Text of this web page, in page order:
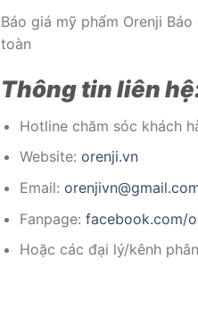
Báo giá mỹ phẩm Orenji
toàn
Thông tin liên
Hotline chăm sóc khách
Website: orenji.vn
Email:
Fanpage: facebook.com/
Hoặc các đại lý/kênh